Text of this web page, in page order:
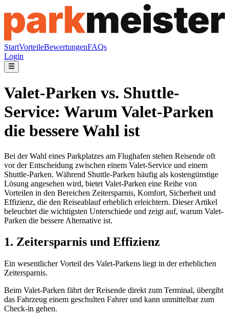
StartVorteileBewertungenFAQs
Login
Valet-Parken vs. Shuttle-
Service: Warum Valet-Parken
die bessere Wahl ist
Bei der Wahl eines Parkplatzes am Flughafen stehen Reisende oft
vor der Entscheidung zwischen einem Valet-Service und einem
Shuttle-Parken. Während Shuttle-Parken häufig als kostengünstige
Lösung angesehen wird, bietet Valet-Parken eine Reihe von
Vorteilen in den Bereichen Zeitersparnis, Komfort, Sicherheit und
Effizienz, die den Reiseablauf erheblich erleichtern. Dieser Artikel
beleuchtet die wichtigsten Unterschiede und zeigt auf, warum Valet-
Parken die bessere Alternative ist.
1. Zeitersparnis und Effizienz
Ein wesentlicher Vorteil des Valet-Parkens liegt in der erheblichen
Zeitersparnis.
Beim Valet-Parken fährt der Reisende direkt zum Terminal, übergibt
das Fahrzeug einem geschulten Fahrer und kann unmittelbar zum
Check-in gehen.